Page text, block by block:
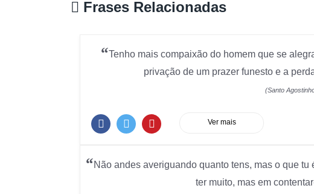
Frases Relacionadas
“Tenho mais compaixão do homem que se
privação de um prazer funesto e a
(Santo
Ver mais
“Não andes averiguando quanto tens, mas o que
ter muito, mas em